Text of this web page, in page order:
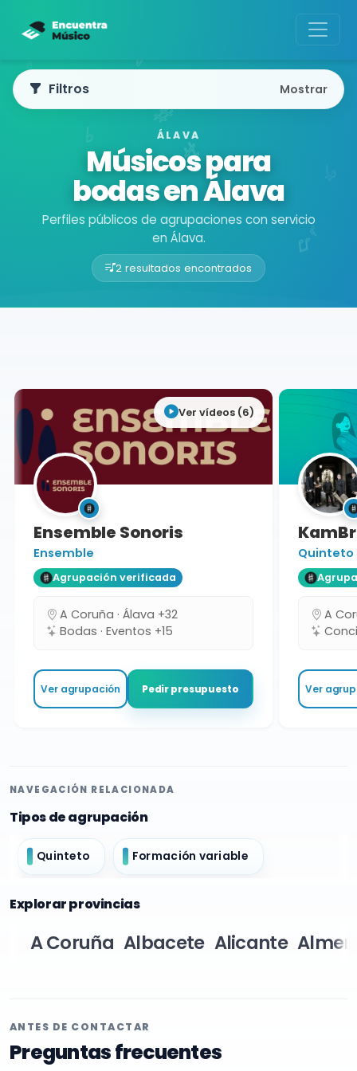
ÁLAVA
Músicos para
bodas en Álava
Perfiles públicos de agrupaciones con servicio
en Álava.
2 resultados encontrados
Buscador de músicos
Filtros Mostrar
Ver vídeos (6)
Ensemble Sonoris
Ensemble
Agrupación verificada
A Coruña · Álava +32
Bodas · Eventos +15
Ver agrupación Pedir presupuesto
Quinteto
A
Ver
NAVEGACIÓN RELACIONADA
Tipos de agrupación
Quinteto Formación variable
Explorar provincias
A Coruña Albacete Alicante
ANTES DE CONTACTAR
Preguntas frecuentes